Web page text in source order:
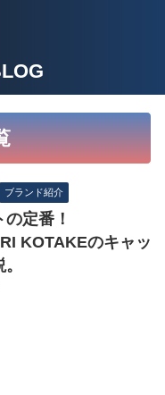
ブランド紹介
定番！
KOTAKEのキャッ